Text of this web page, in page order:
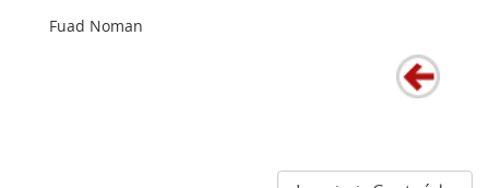
Fuad Noman